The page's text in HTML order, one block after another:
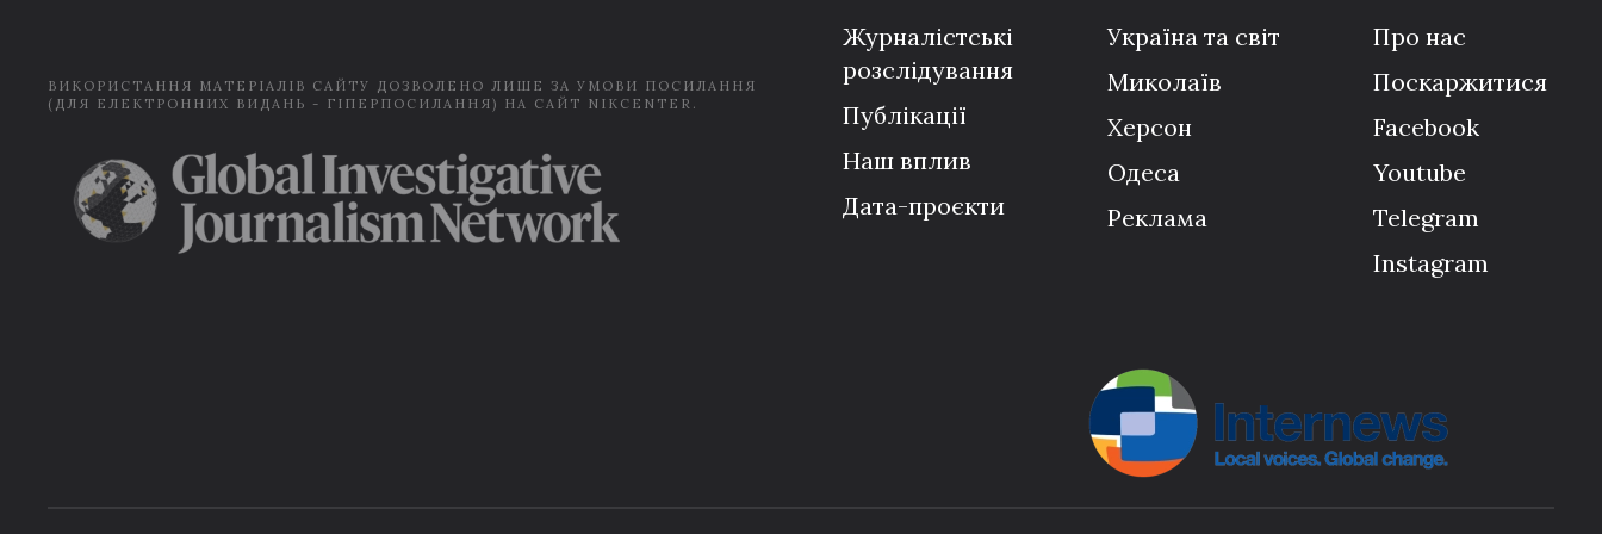
ВИКОРИСТАННЯ МАТЕРІАЛІВ САЙТУ ДОЗВОЛЕНО ЛИШЕ ЗА УМОВИ ПОСИЛАННЯ
(ДЛЯ ЕЛЕКТРОННИХ ВИДАНЬ - ГІПЕРПОСИЛАННЯ) НА САЙТ NIKCENTER.
Журналістські
розслідування
Публікації
Наш вплив
Дата-проєкти
Україна та світ
Миколаїв
Херсон
Одеса
Реклама
Про нас
Поскаржитися
Facebook
Youtube
Telegram
Instagram